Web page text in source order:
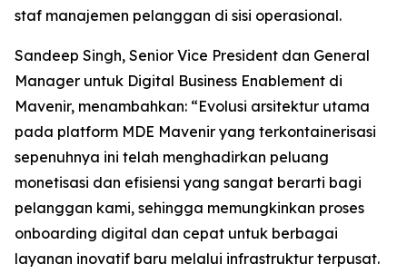
staf manajemen pelanggan di sisi operasional.
Sandeep Singh, Senior Vice President dan General
Manager untuk Digital Business Enablement di
Mavenir, menambahkan: “Evolusi arsitektur utama
pada platform MDE Mavenir yang terkontainerisasi
sepenuhnya ini telah menghadirkan peluang
monetisasi dan efisiensi yang sangat berarti bagi
pelanggan kami, sehingga memungkinkan proses
onboarding digital dan cepat untuk berbagai
layanan inovatif baru melalui infrastruktur terpusat.